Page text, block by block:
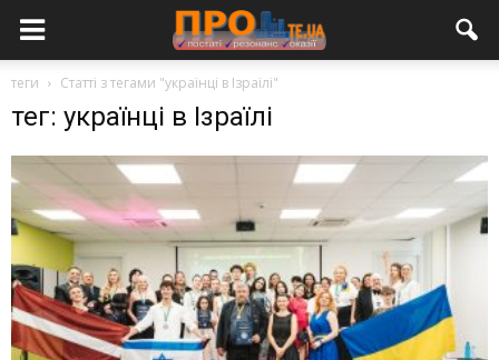
теги Статті з тегами "українці в Ізраїлі"
тег: українці в Ізраїлі